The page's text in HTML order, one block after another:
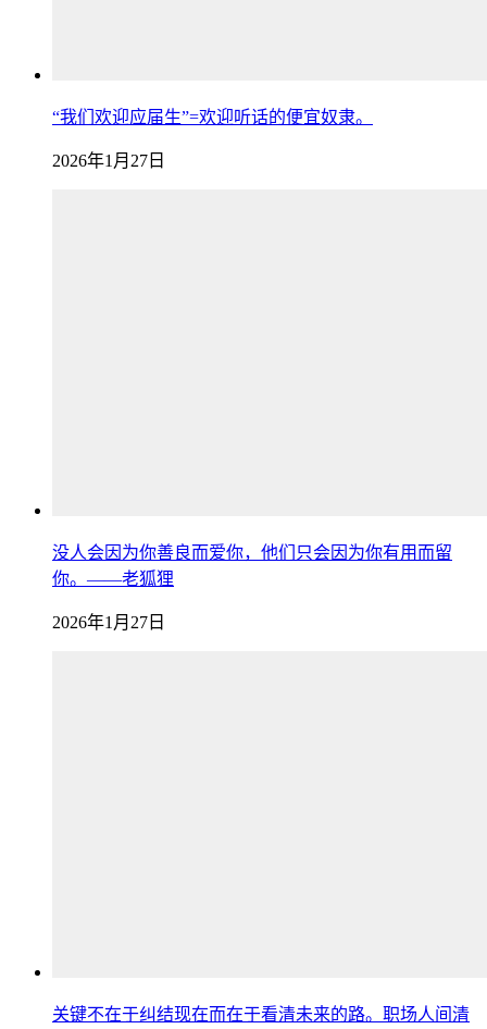
“我们欢迎应届生”=欢迎听话的便宜奴隶。
2026年1月27日
没人会因为你善良而爱你，他们只会因为你有用而留
你。——老狐狸
2026年1月27日
关键不在于纠结现在而在于看清未来的路。职场人间清